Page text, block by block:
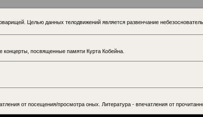
Целью данных телодвижений является развенчание
посвященные памяти Курта Кобейна.
от посещения/просмотра оных. Литература - впечатления от